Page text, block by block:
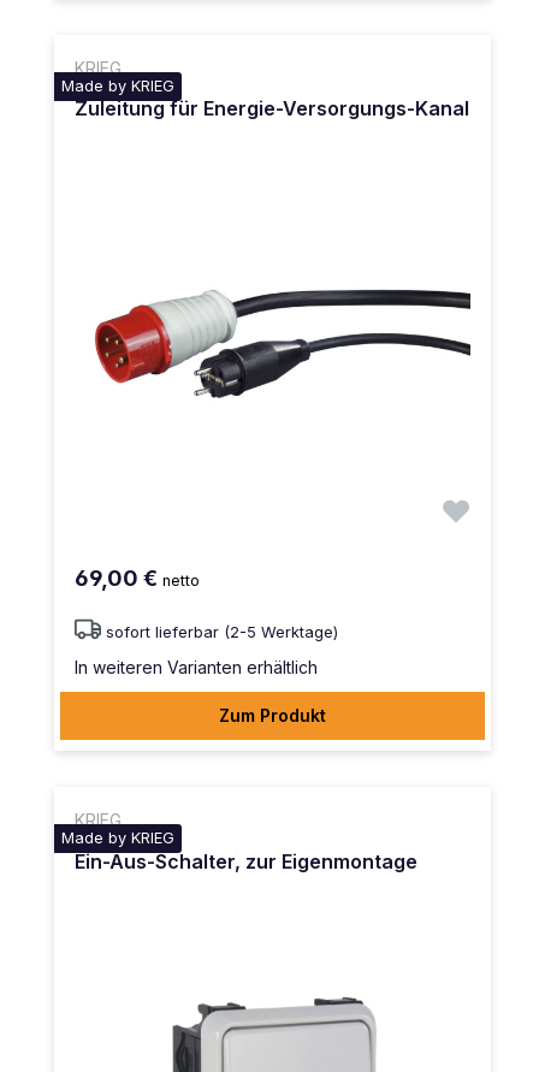
KRIEG
Made by KRIEG
Zuleitung für Energie-Versorgungs-Kanal
69,00 € netto
sofort lieferbar (2-5 Werktage)
In weiteren Varianten erhältlich
Zum Produkt
KRIEG
Made by KRIEG
Ein-Aus-Schalter, zur Eigenmontage